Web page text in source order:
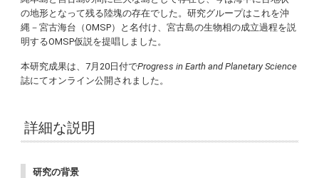
の地形となって残る陸塊の存在でした。研究グループはこれを沖
縄－宮古海台（OMSP）と名付け、宮古島の生物相の成立過程を説
明するOMSP仮説を提唱しました。
本研究成果は、7月20日付でProgress in Earth and Planetary Science
誌にてオンライン公開されました。
詳細な説明
研究の背景